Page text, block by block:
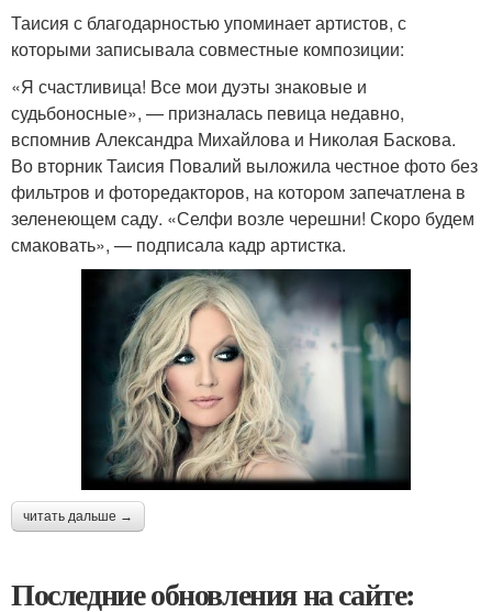
Таисия с благодарностью упоминает артистов, с
которыми записывала совместные композиции:
«Я счастливица! Все мои дуэты знаковые и
судьбоносные», — призналась певица недавно,
вспомнив Александра Михайлова и Николая Баскова.
Во вторник Таисия Повалий выложила честное фото без
фильтров и фоторедакторов, на котором запечатлена в
зеленеющем саду. «Селфи возле черешни! Скоро будем
смаковать», — подписала кадр артистка.
читать дальше →
Последние обновления на сайте: